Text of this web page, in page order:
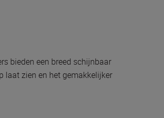
bieden een breed schijnbaar
laat zien en het gemakkelijker